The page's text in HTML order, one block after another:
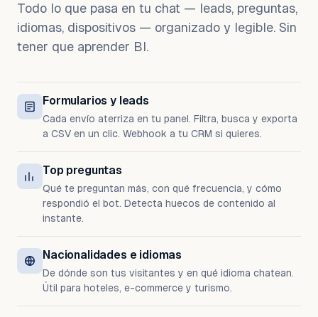
Todo lo que pasa en tu chat — leads, preguntas,
idiomas, dispositivos — organizado y legible. Sin
tener que aprender BI.
Formularios y leads
Cada envío aterriza en tu panel. Filtra, busca y exporta
a CSV en un clic. Webhook a tu CRM si quieres.
Top preguntas
Qué te preguntan más, con qué frecuencia, y cómo
respondió el bot. Detecta huecos de contenido al
instante.
Nacionalidades e idiomas
De dónde son tus visitantes y en qué idioma chatean.
Útil para hoteles, e-commerce y turismo.